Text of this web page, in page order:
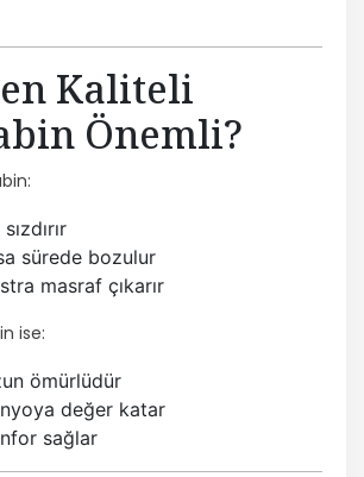
Kaliteli
Önemli?
sürede bozulur
masraf çıkarır
ise:
ömürlüdür
değer katar
sağlar